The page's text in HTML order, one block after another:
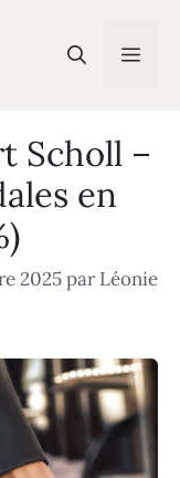
Scholl –
en
2025parLéonie